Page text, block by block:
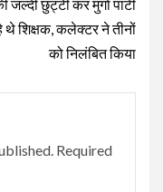
छुट्टी कर मुर्गा पार्टी
थे शिक्षक, कलेक्टर ने तीनों
को निलंबित किया
Required